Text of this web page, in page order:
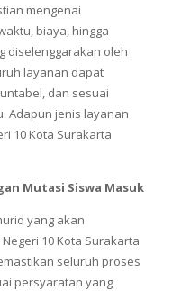
mengenai
biaya, hingga
diselenggarakan oleh
layanan dapat
dan sesuai
Adapun jenis layanan
10 Kota Surakarta
Mutasi Siswa Masuk
yang akan
10 Kota Surakarta
seluruh proses
persyaratan yang